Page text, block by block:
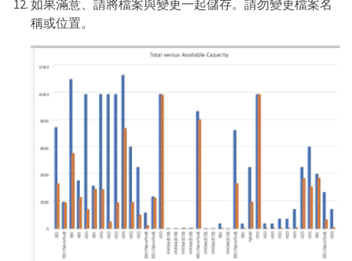
如果滿意、請將檔案與變更一起儲存。請勿變更檔案名
稱或位置。